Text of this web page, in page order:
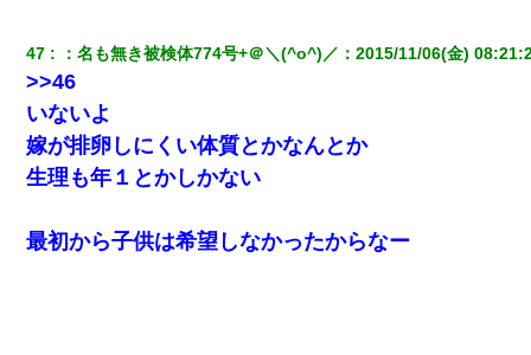
47 ：名も無き被検体774号+＠＼(^o^)／ ：2015/11/06(金)
>>46
いないよ
嫁が排卵しにくい体質とかなんとか
生理も年１とかしかない
最初から子供は希望しなかったからなー